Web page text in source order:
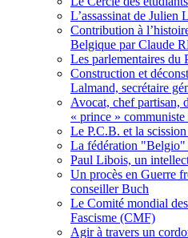
L’assassinat de Julien
Contribution à
Belgique par Claude
Les parlementaires du
Construction et
Lalmand, secrétaire
Avocat, chef partisan,
« prince » communiste
Le P.C.B. et la
La fédération "Belgio"
Paul Libois, un
Un procès en Guerre
conseiller Buch
Le Comité mondial
Fascisme (CMF)
Agir à travers un